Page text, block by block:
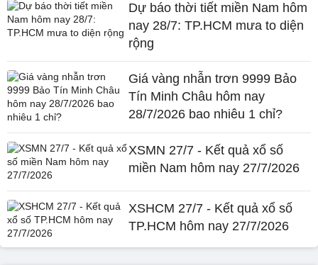
Dự báo thời tiết miền Nam hôm
nay 28/7: TP.HCM mưa to diện
rộng
Giá vàng nhẫn trơn 9999 Bảo
Tín Minh Châu hôm nay
28/7/2026 bao nhiêu 1 chỉ?
XSMN 27/7 - Kết quả xổ số
miền Nam hôm nay 27/7/2026
XSHCM 27/7 - Kết quả xổ số
TP.HCM hôm nay 27/7/2026